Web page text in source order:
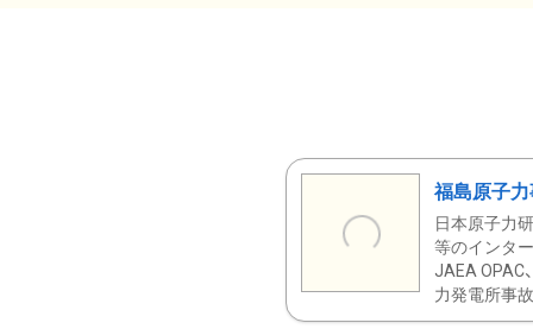
福島原子
日本原子力
等のインタ
JAEA OPAC
力発電所事